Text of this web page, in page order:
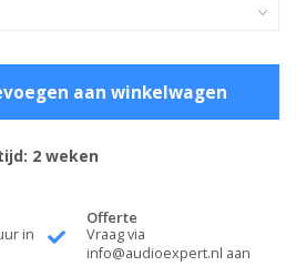
aan winkelwagen
2 weken
in
Offerte
Vraag via
info@audioexpert.nl aan